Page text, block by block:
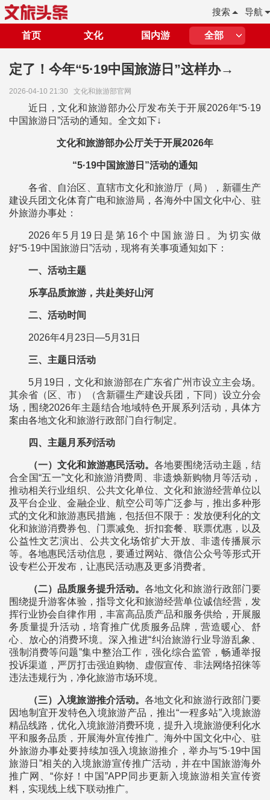
导航
搜索
首页 文化 国内游 全部
定了！今年“5·19中国旅游日”这样办→
2026-04-10 21:30 文化和旅游部官网
近日，文化和旅游部办公厅发布关于开展2026年“5·19
中国旅游日”活动的通知。全文如下↓
文化和旅游部办公厅关于开展2026年
“5·19中国旅游日”活动的通知
各省、自治区、直辖市文化和旅游厅（局），新疆生产
建设兵团文化体育广电和旅游局，各海外中国文化中心、驻
外旅游办事处：
2026年5月19日是第16个中国旅游日。为切实做
好“5·19中国旅游日”活动，现将有关事项通知如下：
一、活动主题
乐享品质旅游，共赴美好山河
二、活动时间
2026年4月23日—5月31日
三、主题日活动
5月19日，文化和旅游部在广东省广州市设立主会场。
其余省（区、市）（含新疆生产建设兵团，下同）设立分会
场，围绕2026年主题结合地域特色开展系列活动，具体方
案由各地文化和旅游行政部门自行制定。
四、主题月系列活动
（一）文化和旅游惠民活动。各地要围绕活动主题，结
合全国“五一”文化和旅游消费周、非遗焕新购物月等活动，
推动相关行业组织、公共文化单位、文化和旅游经营单位以
及平台企业、金融企业、航空公司等广泛参与，推出多种形
式的文化和旅游惠民措施，包括但不限于：发放便利化的文
化和旅游消费券包、门票减免、折扣套餐、联票优惠，以及
公益性文艺演出、公共文化场馆扩大开放、非遗传播展示
等。各地惠民活动信息，要通过网站、微信公众号等形式开
设专栏公开发布，让惠民活动惠及更多消费者。
（二）品质服务提升活动。各地文化和旅游行政部门要
围绕提升游客体验，指导文化和旅游经营单位诚信经营，发
挥行业协会自律作用，丰富高品质产品和服务供给，开展服
务质量提升活动，培育推广优质服务品牌，营造暖心、舒
心、放心的消费环境。深入推进“纠治旅游行业导游乱象、
强制消费等问题”集中整治工作，强化综合监管，畅通举报
投诉渠道，严厉打击强迫购物、虚假宣传、非法网络招徕等
违法违规行为，净化旅游市场环境。
（三）入境旅游推介活动。各地文化和旅游行政部门要
因地制宜开发特色入境旅游产品，推出“一程多站”入境旅游
精品线路，优化入境旅游消费环境，提升入境旅游便利化水
平和服务品质，开展海外宣传推广。海外中国文化中心、驻
外旅游办事处要持续加强入境旅游推介，举办与“5·19中国
旅游日”相关的入境旅游宣传推广活动，并在中国旅游海外
推广网、“你好！中国”APP同步更新入境旅游相关宣传资
料，实现线上线下联动推广。